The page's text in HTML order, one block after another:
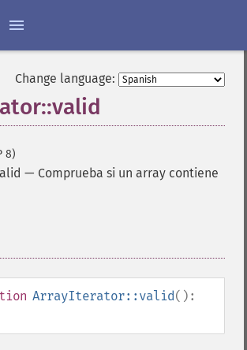
Change language:
8)
— Comprueba si un array contiene
ArrayIterator::valid():